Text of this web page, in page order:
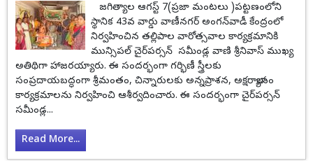
జగిత్యాల ఆగస్ట్ 7(ప్రజా మంటలు )పట్టణంలోని
స్థానిక 43వ వార్డు వాణీనగర్ అంగన్‌వాడీ కేంద్రంలో
నిర్వహించిన తల్లిపాల వారోత్సవాల కార్యక్రమానికి
మున్సిపల్ చైర్‌పర్సన్ సమీండ్ల వాణి శ్రీనివాస్ ముఖ్య
అతిథిగా హాజరయ్యారు. ఈ సందర్భంగా గర్భిణీ స్త్రీలకు
సంప్రదాయబద్ధంగా శ్రీమంతం, చిన్నారులకు అన్నప్రాశన, అక్షరాభ్యాసం
కార్యక్రమాలను నిర్వహించి ఆశీర్వదించారు. ఈ సందర్భంగా చైర్‌పర్సన్
సమీండ్ల...
Read More...